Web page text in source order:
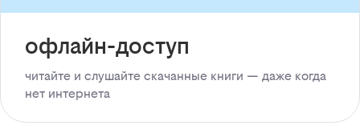
офлайн-доступ
читайте и слушайте скачанные книги — даже когда
нет интернета